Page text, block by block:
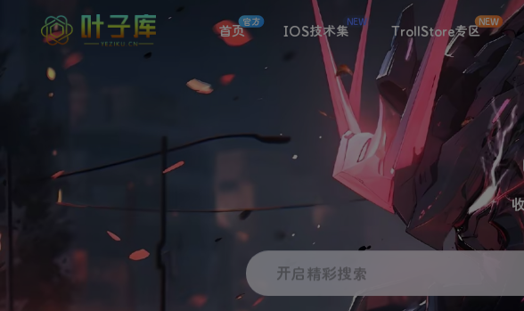
首页
官方
IOS技术集
NEW
TrollStore专区
NEW
开启精彩搜索